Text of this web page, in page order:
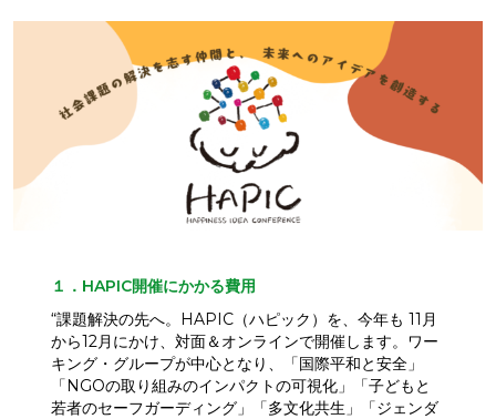
１．HAPIC開催にかかる費用
“課題解決の先へ。HAPIC（ハピック）を、今年も 11月
から12月にかけ、対面＆オンラインで開催します。ワー
キング・グループが中心となり、「国際平和と安全」
「NGOの取り組みのインパクトの可視化」「子どもと
若者のセーフガーディング」「多文化共生」「ジェンダ